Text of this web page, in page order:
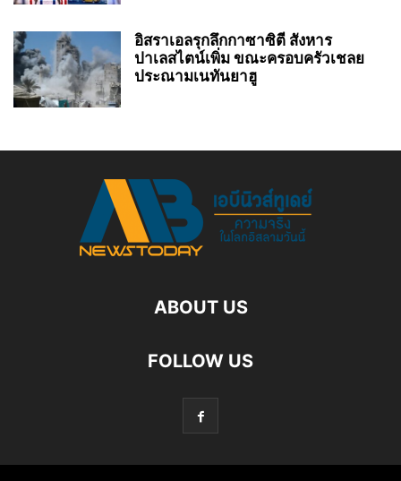
อิสราเอลรุกลึกกาซาซิตี สังหาร
ปาเลสไตน์เพิ่ม ขณะครอบครัวเชลย
ประณามเนทันยาฮู
ABOUT US
FOLLOW US